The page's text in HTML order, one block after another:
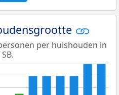
per huishouden in